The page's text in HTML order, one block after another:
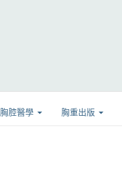
胸腔醫學 胸重出版